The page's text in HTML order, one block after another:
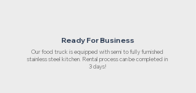
Ready For Business
Our food truck is equipped with semi to fully furnished
stainless steel kitchen. Rental process can be completed in
3 days!